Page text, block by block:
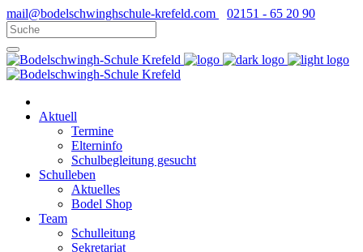
mail@bodelschwinghschule-krefeld.com 02151 - 65 20 90
Aktuell
Termine
Elterninfo
Schulbegleitung gesucht
Schulleben
Aktuelles
Bodel Shop
Team
Schulleitung
Sekretariat